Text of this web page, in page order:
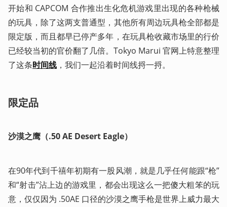
开始和 CAPCOM 合作推出生化危机游戏里出现的各种枪械
的玩具，除了这两支普通型，其他所有周边玩具枪全部都是
限定版，而且都早已停产多年，在玩具枪收藏市场里的行价
已经较当初的官价翻了几倍。Tokyo Marui 官网上特意整理
了这条时间线 ，我们一起沿着时间线捋一捋。
限定品
沙漠之鹰（.50 AE Desert Eagle）
在90年代到千禧年初期有一股风潮，就是几乎任何能跟“枪”
和“射击”沾上边的游戏里，都会出现这么一把傻大粗笨的玩
意，仅仅因为 .50AE 口径的沙漠之鹰手枪是世界上威力最大